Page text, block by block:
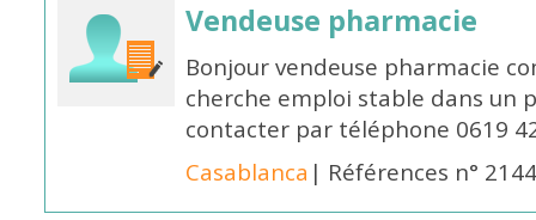
Vendeuse pharmacie
Bonjour vendeuse pharmacie
cherche emploi stable dans un
contacter par téléphone 0619
Casablanca | Références n°